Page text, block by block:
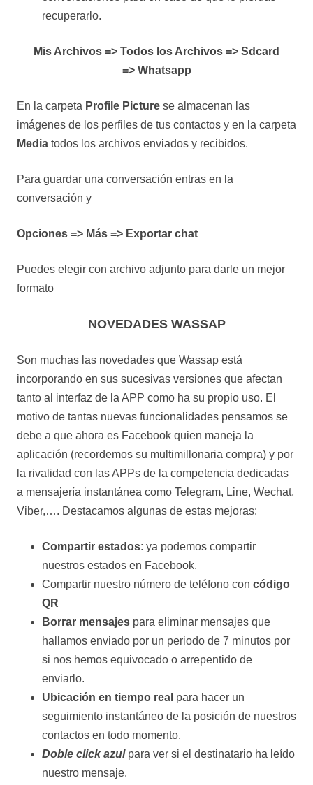
recuperarlo.
Mis Archivos => Todos los Archivos => Sdcard
=> Whatsapp
En la carpeta Profile Picture se almacenan las
imágenes de los perfiles de tus contactos y en la carpeta
Media todos los archivos enviados y recibidos.
Para guardar una conversación entras en la
conversación y
Opciones => Más => Exportar chat
Puedes elegir con archivo adjunto para darle un mejor
formato
NOVEDADES WASSAP
Son muchas las novedades que Wassap está
incorporando en sus sucesivas versiones que afectan
tanto al interfaz de la APP como ha su propio uso. El
motivo de tantas nuevas funcionalidades pensamos se
debe a que ahora es Facebook quien maneja la
aplicación (recordemos su multimillonaria compra) y por
la rivalidad con las APPs de la competencia dedicadas
a mensajería instantánea como Telegram, Line, Wechat,
Viber,…. Destacamos algunas de estas mejoras:
Compartir estados: ya podemos compartir
nuestros estados en Facebook.
Compartir nuestro número de teléfono con código
QR
Borrar mensajes para eliminar mensajes que
hallamos enviado por un periodo de 7 minutos por
si nos hemos equivocado o arrepentido de
enviarlo.
Ubicación en tiempo real para hacer un
seguimiento instantáneo de la posición de nuestros
contactos en todo momento.
Doble click azulpara ver si el destinatario ha leído
nuestro mensaje.